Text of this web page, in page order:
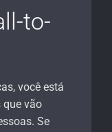
to-
você está
que vão
Se